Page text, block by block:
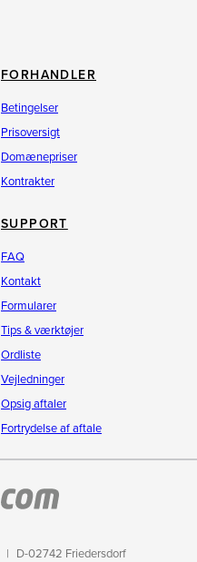
FORHANDLER
Betingelser
Prisoversigt
Domænepriser
Kontrakter
SUPPORT
FAQ
Kontakt
Formularer
Tips & værktøjer
Ordliste
Vejledninger
Opsig aftaler
Fortrydelse af aftale
D-02742 Friedersdorf